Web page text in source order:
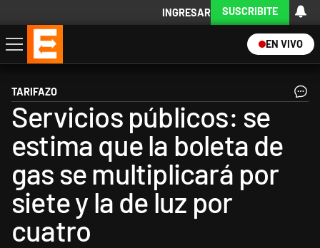
INGRESAR SUSCRIBITE
EN VIVO
Economía
Política
Internacional
Actualidad
Descargá la App
TARIFAZO
Servicios públicos: se
estima que la boleta de
gas se multiplicará por
siete y la de luz por
cuatro